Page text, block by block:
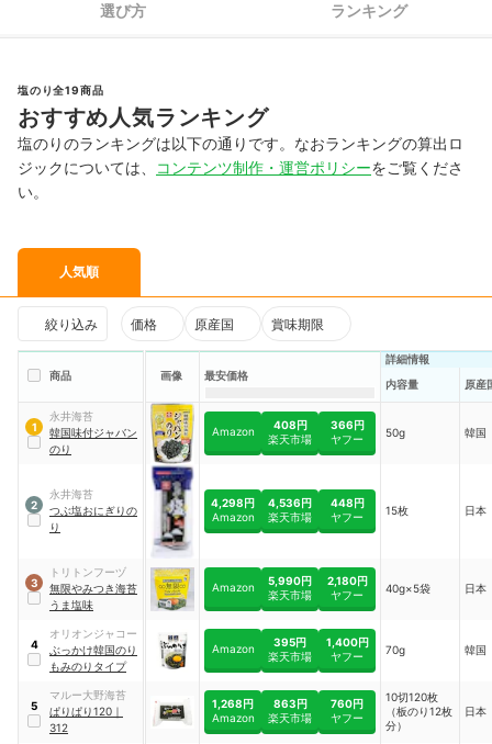
選び方 ランキング
塩のり全19商品
おすすめ人気ランキング
塩のりのランキングは以下の通りです。なおランキングの算出ロ
ジックについては、
コンテンツ制作・運営ポリシーをご覧くださ
い。
人気順
絞り込み 価格 原産国 賞味期限
商品 画像 最安価格
詳細情報
内容量
原産
1
永井海苔
韓国味付ジャバン
のり
Amazon
408円
楽天市場
366円
ヤフー
50g 韓国
2
永井海苔
つぶ塩おにぎりの
り
4,298円
Amazon
4,536円
楽天市場
448円
ヤフー
15枚 日本
3
トリトンフーヅ
無限やみつき海苔
うま塩味
Amazon
5,990円
楽天市場
2,180円
ヤフー
40g×5袋 日本
4
オリオンジャコー
ぶっかけ韓国のり
もみのりタイプ
Amazon
395円
楽天市場
1,400円
ヤフー
70g 韓国
5
マルー大野海苔
ぱりぱり120 ｜
312
1,268円
Amazon
863円
楽天市場
760円
ヤフー
10切120枚
（板のり12枚
分）
日本